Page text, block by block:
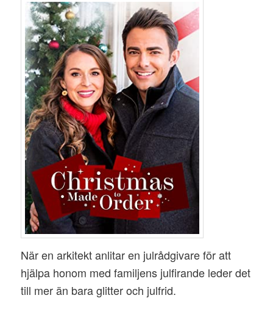
När en arkitekt anlitar en julrådgivare för att
hjälpa honom med familjens julfirande leder det
till mer än bara glitter och julfrid.